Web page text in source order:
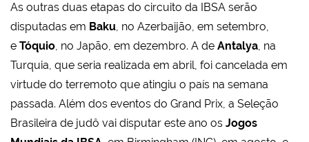
As outras duas etapas do circuito da IBSA serão
disputadas em Baku, no Azerbaijão, em setembro,
e Tóquio, no Japão, em dezembro. A de Antalya, na
Turquia, que seria realizada em abril, foi cancelada em
virtude do terremoto que atingiu o país na semana
passada. Além dos eventos do Grand Prix, a Seleção
Brasileira de judô vai disputar este ano os Jogos